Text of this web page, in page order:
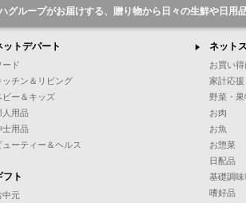
ハグループがお届けする、贈り物から日々の生鮮や日用
ットデパート
ード
ッチン＆リビング
ビー＆キッズ
人用品
士用品
ューティー＆ヘルス
フト
中元
ネット
お買い
家計応援
野菜・果
お肉
お魚
お惣菜
日配品
基礎調味
嗜好品